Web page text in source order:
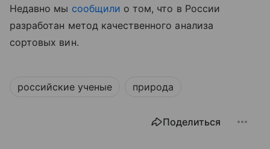
Недавно мы сообщили о том, что в России
разработан метод качественного анализа
сортовых вин.
российские ученые природа
Поделиться